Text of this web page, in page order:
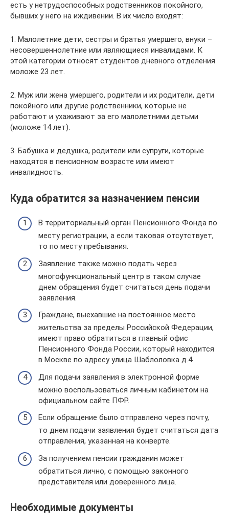
есть у нетрудоспособных родственников покойного,
бывших у него на иждивении. В их число входят:
1. Малолетние дети, сестры и братья умершего, внуки –
несовершеннолетние или являющиеся инвалидами. К
этой категории относят студентов дневного отделения
моложе 23 лет.
2. Муж или жена умершего, родители и их родители, дети
покойного или другие родственники, которые не
работают и ухаживают за его малолетними детьми
(моложе 14 лет).
3. Бабушка и дедушка, родители или супруги, которые
находятся в пенсионном возрасте или имеют
инвалидность.
Куда обратится за назначением пенсии
В территориальный орган Пенсионного Фонда по
месту регистрации, а если таковая отсутствует,
то по месту пребывания.
Заявление также можно подать через
многофункциональный центр в таком случае
днем обращения будет считаться день подачи
заявления.
Граждане, выехавшие на постоянное место
жительства за пределы Российской Федерации,
имеют право обратиться в главный офис
Пенсионного Фонда России, который находится
в Москве по адресу улица Шаблоловка д.4.
Для подачи заявления в электронной форме
можно воспользоваться личным кабинетом на
официальном сайте ПФР.
Если обращение было отправлено через почту,
то днем подачи заявления будет считаться дата
отправления, указанная на конверте.
За получением пенсии гражданин может
обратиться лично, с помощью законного
представителя или доверенного лица.
Необходимые документы